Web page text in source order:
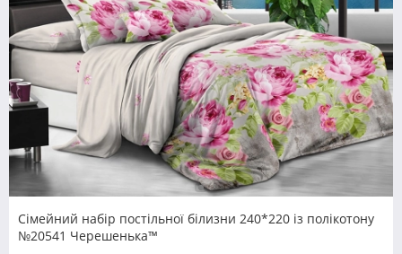
Сімейний набір постільної білизни 240*220 із полікотону
№20541 Черешенька™